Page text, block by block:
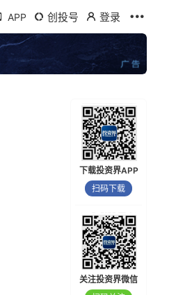
APP 创投号 登录
下载投资界APP
扫码下载
关注投资界微信